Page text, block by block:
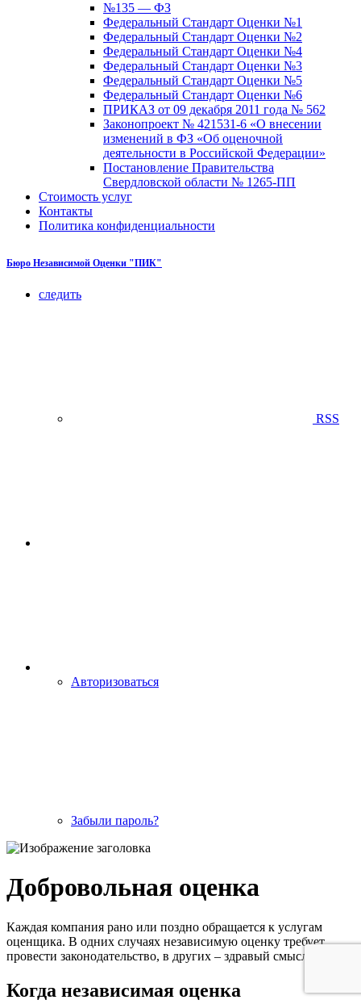
№135 — ФЗ
Федеральный Стандарт Оценки №1
Федеральный Стандарт Оценки №2
Федеральный Стандарт Оценки №4
Федеральный Стандарт Оценки №3
Федеральный Стандарт Оценки №5
Федеральный Стандарт Оценки №6
ПРИКАЗ от 09 декабря 2011 года № 562
Законопроект № 421531-6 «О внесении
изменений в ФЗ «Об оценочной
деятельности в Российской Федерации»
Постановление Правительства
Свердловской области № 1265-ПП
Стоимость услуг
Контакты
Политика конфиденциальности
Бюро Независимой Оценки "ПИК"
следить
RSS
Авторизоваться
Забыли пароль?
Добровольная оценка
Каждая компания рано или поздно обращается к услугам
оценщика. В одних случаях независимую оценку требует
провести законодательство, в других – здравый смысл.
Когда независимая оценка